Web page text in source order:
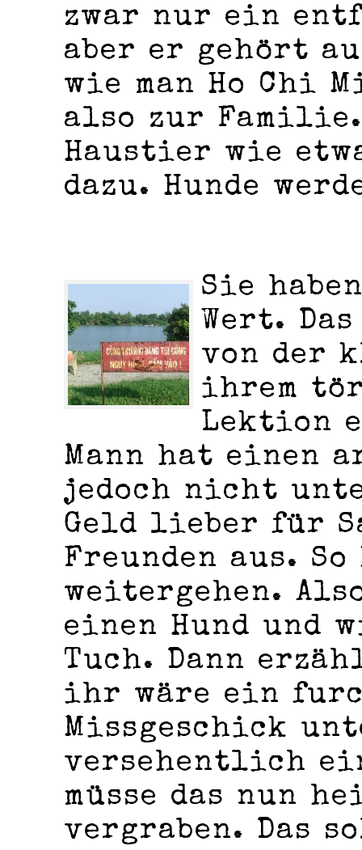
zwar nur ein
aber er gehört
wie man Ho Chi
also zur
Haustier wie
dazu. Hunde
Sie
Wert.
von der
ihrem
Lektion
Mann hat einen
jedoch nicht
Geld lieber für
Freunden aus.
weitergehen.
einen Hund und
Tuch. Dann
ihr wäre ein
Missgeschick
versehentlich
müsse das nun
vergraben. Das